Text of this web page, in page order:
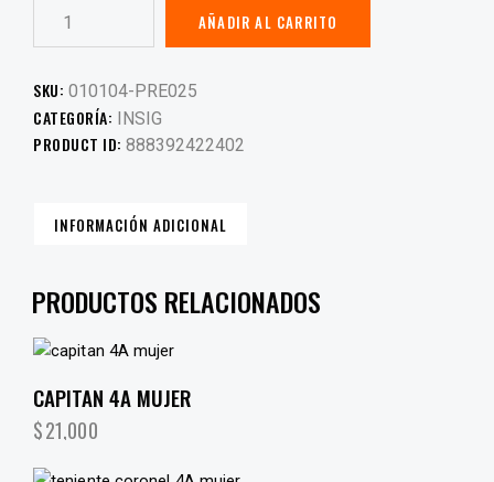
AÑADIR AL CARRITO
SKU: 010104-PRE025
CATEGORÍA: INSIG
PRODUCT ID: 888392422402
INFORMACIÓN ADICIONAL
PRODUCTOS RELACIONADOS
CAPITAN 4A MUJER
$21,000